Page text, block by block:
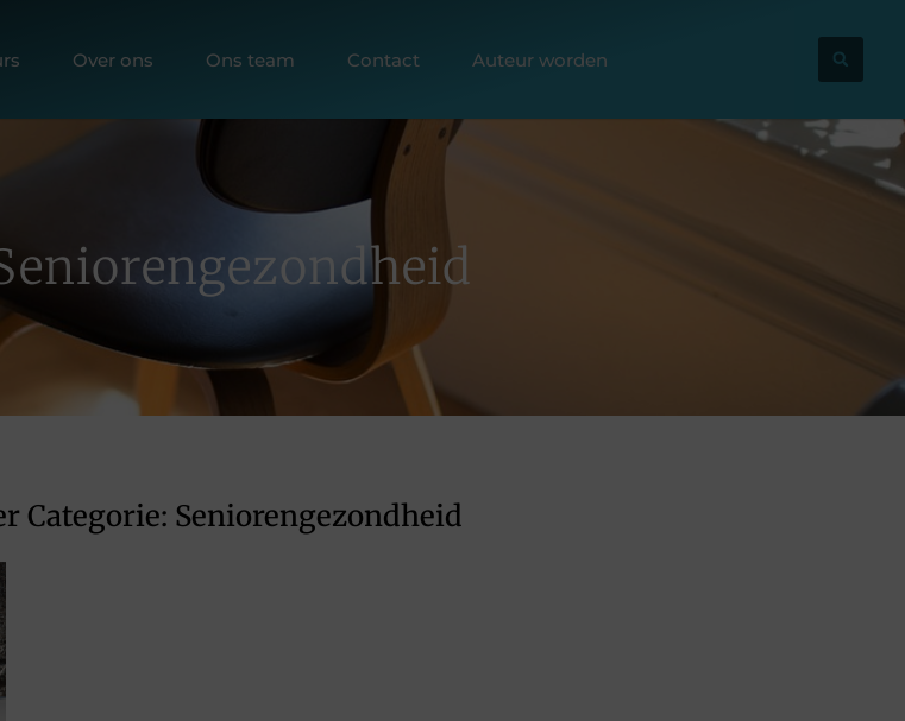
Over ons Ons team Contact Auteur worden
Categorie: Seniorengezondheid